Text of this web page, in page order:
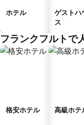
ホテル
ゲストハ
ス
フランクフルトで
格安ホテル 高級ホテ